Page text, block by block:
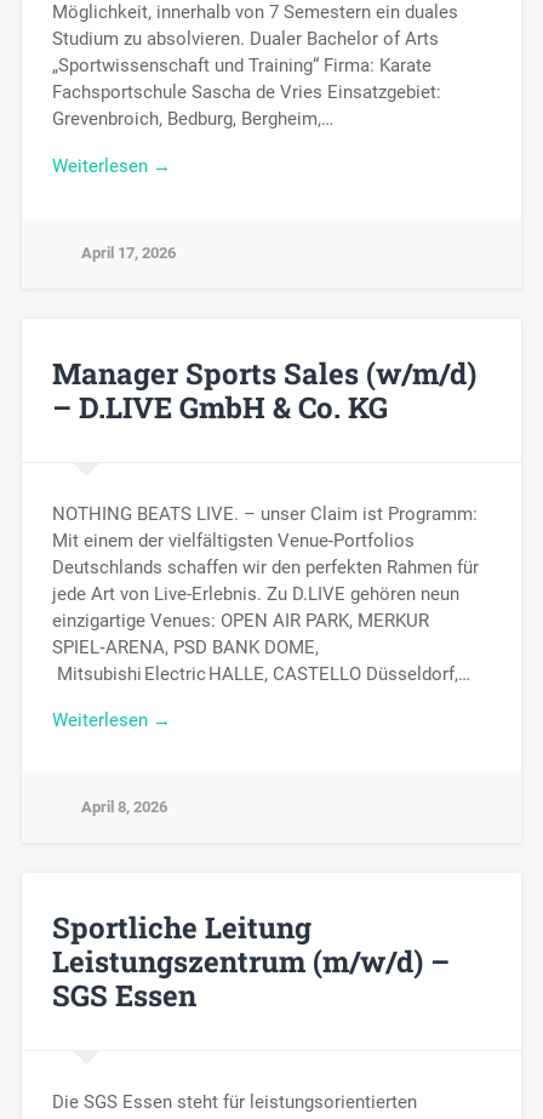
Möglichkeit, innerhalb von 7 Semestern ein duales
Studium zu absolvieren. Dualer Bachelor of Arts
„Sportwissenschaft und Training“ Firma: Karate
Fachsportschule Sascha de Vries Einsatzgebiet:
Grevenbroich, Bedburg, Bergheim,…
Weiterlesen →
April 17, 2026
Manager Sports Sales (w/m/d)
– D.LIVE GmbH & Co. KG
NOTHING BEATS LIVE. – unser Claim ist Programm:
Mit einem der vielfältigsten Venue-Portfolios
Deutschlands schaffen wir den perfekten Rahmen für
jede Art von Live-Erlebnis. Zu D.LIVE gehören neun
einzigartige Venues: OPEN AIR PARK, MERKUR
SPIEL‑ARENA, PSD BANK DOME,
Mitsubishi Electric HALLE, CASTELLO Düsseldorf,…
Weiterlesen →
April 8, 2026
Sportliche Leitung
Leistungszentrum (m/w/d) –
SGS Essen
Die SGS Essen steht für leistungsorientierten